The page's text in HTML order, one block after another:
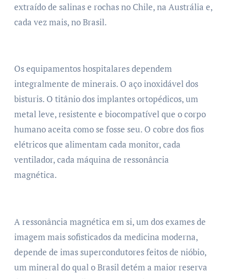
extraído de salinas e rochas no Chile, na Austrália e,
cada vez mais, no Brasil.
Os equipamentos hospitalares dependem
integralmente de minerais. O aço inoxidável dos
bisturis. O titânio dos implantes ortopédicos, um
metal leve, resistente e biocompatível que o corpo
humano aceita como se fosse seu. O cobre dos fios
elétricos que alimentam cada monitor, cada
ventilador, cada máquina de ressonância
magnética.
A ressonância magnética em si, um dos exames de
imagem mais sofisticados da medicina moderna,
depende de imas supercondutores feitos de nióbio,
um mineral do qual o Brasil detém a maior reserva